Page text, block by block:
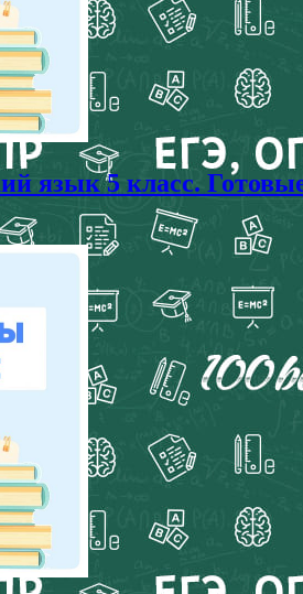
язык 5 класс.